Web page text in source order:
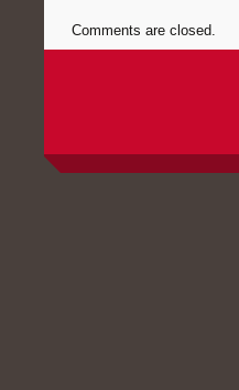
Comments are closed.